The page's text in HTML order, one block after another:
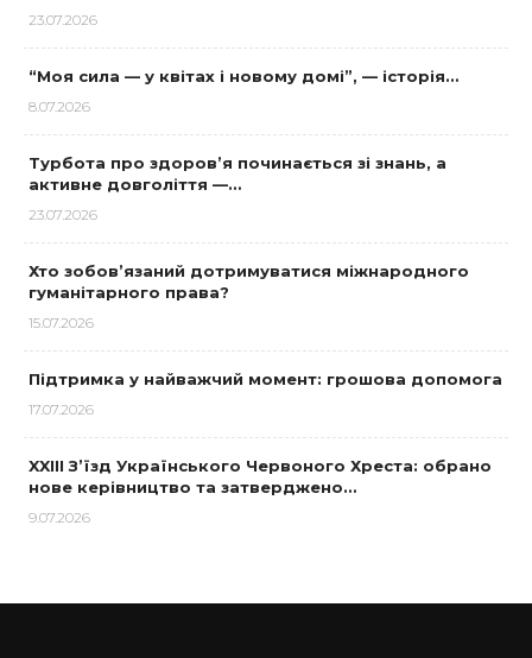
23.07.2026
“Моя сила — у квітах і новому домі”, — історія…
8.07.2026
Турбота про здоров’я починається зі знань, а
активне довголіття —…
23.07.2026
Хто зобов’язаний дотримуватися міжнародного
гуманітарного права?
15.07.2026
Підтримка у найважчий момент: грошова допомога
17.07.2026
XXIII З’їзд Українського Червоного Хреста: обрано
нове керівництво та затверджено…
9.07.2026